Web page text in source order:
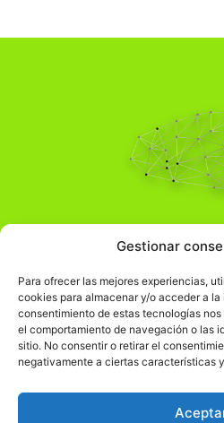
Gestionar
Para ofrecer las mejores experiencias,
cookies para almacenar y/o acceder a
consentimiento de estas tecnologías
el comportamiento de navegación o las
sitio. No consentir o retirar el
negativamente a ciertas características
Pensamiento
Comprender el mundo
Información
჻Política de
Política de